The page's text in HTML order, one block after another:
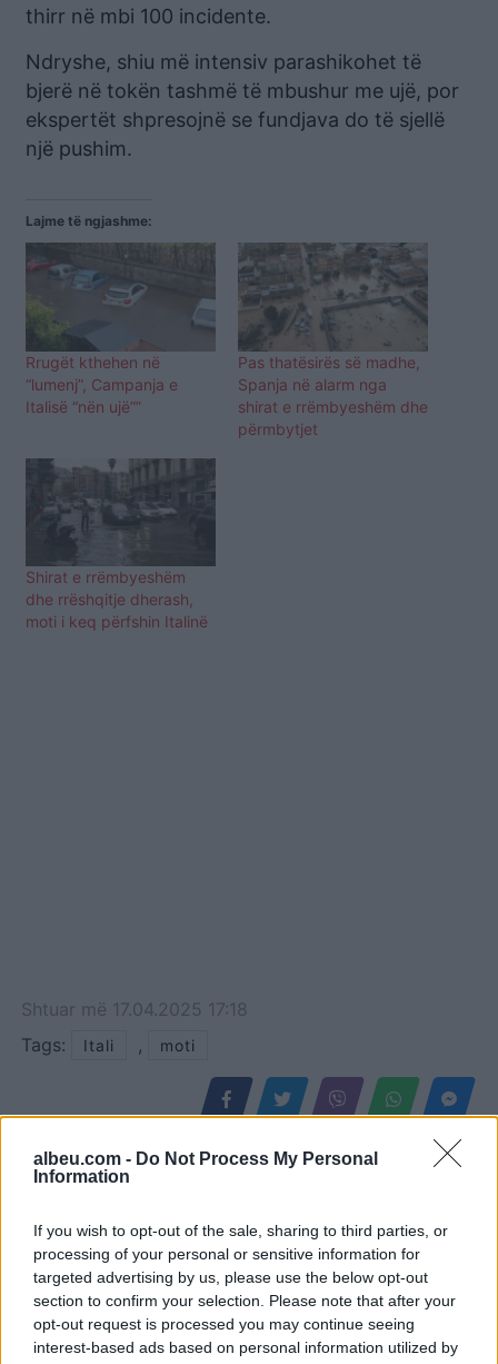
albeu.com - Do Not Process My Personal
Information
If you wish to opt-out of the sale, sharing to third parties, or
processing of your personal or sensitive information for
targeted advertising by us, please use the below opt-out
section to confirm your selection. Please note that after your
opt-out request is processed you may continue seeing
interest-based ads based on personal information utilized by
thirr në mbi 100 incidente.
Ndryshe, shiu më intensiv parashikohet të
bjerë në tokën tashmë të mbushur me ujë, por
ekspertët shpresojnë se fundjava do të sjellë
një pushim.
Lajme të ngjashme:
Rrugët kthehen në
“lumenj”, Campanja e
Italisë “nën ujë””
Pas thatësirës së madhe,
Spanja në alarm nga
shirat e rrëmbyeshëm dhe
përmbytjet
Shirat e rrëmbyeshëm
dhe rrëshqitje dherash,
moti i keq përfshin Italinë
Shtuar më 17.04.2025 17:18
Tags:
Itali , moti